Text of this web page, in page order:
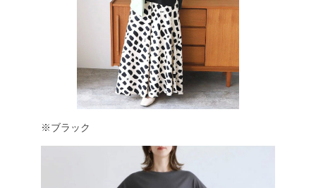
※ブラック